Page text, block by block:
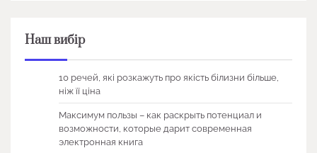
Наш вибір
10 речей, які розкажуть про якість білизни більше,
ніж її ціна
Максимум пользы – как раскрыть потенциал и
возможности, которые дарит современная
электронная книга